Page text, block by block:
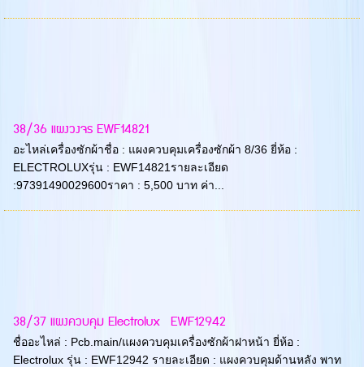
38/36 แผงวงจร EWF14821
อะไหล่เครื่องซักผ้าชื่อ : แผงควบคุมเครื่องซักผ้า 8/36 ยี่ห้อ :
ELECTROLUXรุ่น : EWF14821รายละเอียด
:97391490029600ราคา : 5,500 บาท ค่า...
38/37 แผงควบคุม Electrolux EWF12942
ชื่ออะไหล่ : Pcb.main/แผงควบคุมเครื่องซักผ้าฝาหน้า ยี่ห้อ :
Electrolux รุ่น : EWF12942 รายละเอียด : แผงควบคุมด้านหลัง พาท